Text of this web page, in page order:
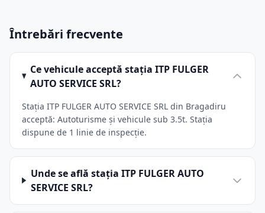
Întrebări frecvente
Ce vehicule acceptă stația ITP FULGER
AUTO SERVICE SRL?
Stația ITP FULGER AUTO SERVICE SRL din Bragadiru
acceptă: Autoturisme și vehicule sub 3.5t. Stația
dispune de 1 linie de inspecție.
Unde se află stația ITP FULGER AUTO
SERVICE SRL?